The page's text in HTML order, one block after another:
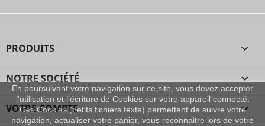
PRODUITS 
NOTRE SOCIÉTÉ 
VOTRE COMPTE 
En poursuivant votre navigation sur ce site, vous devez accepter
l’utilisation et l'écriture de Cookies sur votre appareil connecté.
Ces Cookies (petits fichiers texte) permettent de suivre votre
navigation, actualiser votre panier, vous reconnaitre lors de votre